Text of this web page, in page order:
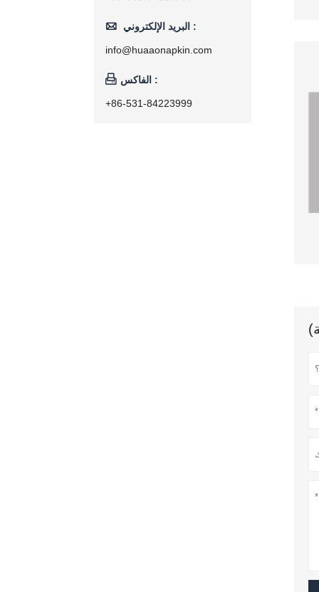
 البريد الإلكتروني :
info@huaaonapkin.com
 الفاكس :
+86-531-84223999